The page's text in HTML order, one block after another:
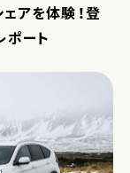
アを体験！登
ポート